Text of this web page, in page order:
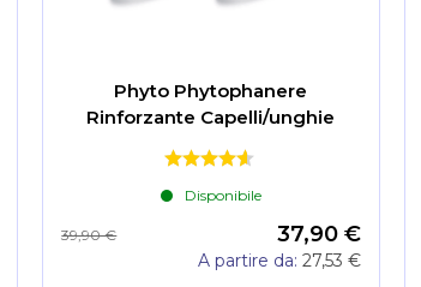
Phyto Phytophanere
Rinforzante Capelli/unghie
Disponibile
37,90 €
39,90 €
A partire da 27,53 €